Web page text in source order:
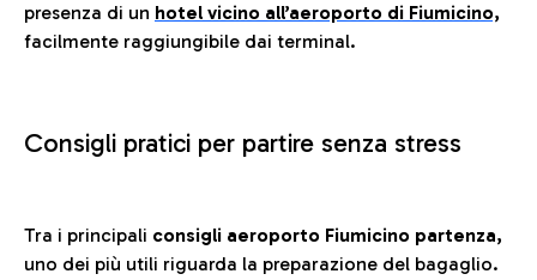
presenza di un hotel vicino all’aeroporto di Fiumicino,
facilmente raggiungibile dai terminal.
Consigli pratici per partire senza stress
Tra i principali consigli aeroporto Fiumicino partenza,
uno dei più utili riguarda la preparazione del bagaglio.